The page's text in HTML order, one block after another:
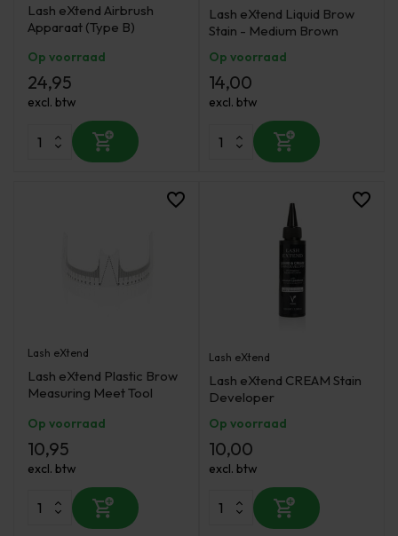
Lash eXtend Airbrush
Apparaat (Type B)
Op voorraad
24,95
excl. btw
Lash eXtend Liquid Brow
Stain - Medium Brown
Op voorraad
14,00
excl. btw
Lash eXtend
Lash eXtend Plastic Brow
Measuring Meet Tool
Op voorraad
10,95
excl. btw
Lash eXtend
Lash eXtend CREAM Stain
Developer
Op voorraad
10,00
excl. btw